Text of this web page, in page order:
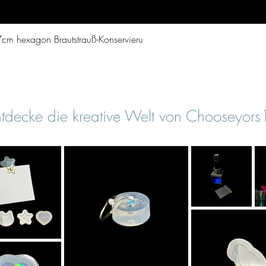
Vista rapida
hexagon Brautstrauß-Konservieru
die kreative Welt von